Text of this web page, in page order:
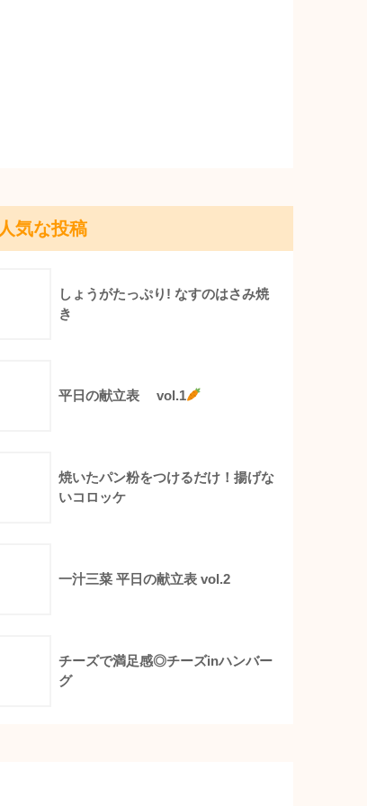
人気な投稿
しょうがたっぷり! なすのはさみ焼
き
平日の献立表 vol.1
焼いたパン粉をつけるだけ！揚げな
いコロッケ
一汁三菜 平日の献立表 vol.2
チーズで満足感◎チーズinハンバー
グ